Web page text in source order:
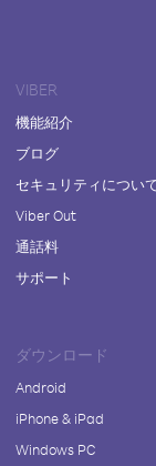
VIBER
機能紹介
ブログ
セキュリティについ
Viber Out
通話料
サポート
ダウンロード
Android
iPhone & iPad
Windows PC